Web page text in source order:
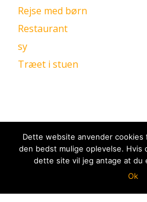
Rejse med børn
Restaurant
sy
Træet i stuen
Dette website anvender
den bedst mulige oplevelse.
dette site vil jeg antage at du
Ok